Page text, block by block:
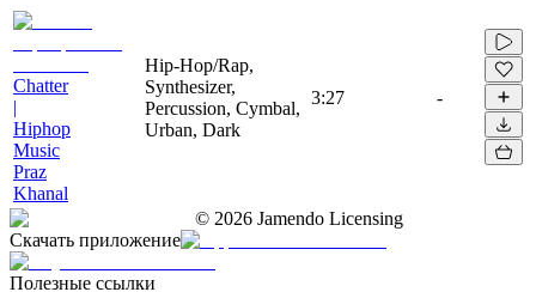
Chatter
|
Hiphop
Music
Praz
Khanal
Hip-Hop/Rap,
Synthesizer,
Percussion, Cymbal,
Urban, Dark
3:27 -
© 2026 Jamendo Licensing
Скачать приложение
Полезные ссылки